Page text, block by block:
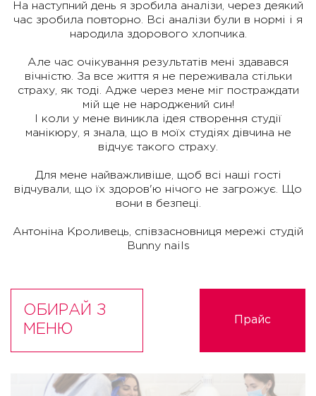
На наступний день я зробила аналізи, через деякий
час зробила повторно. Всі аналізи були в нормі і я
народила здорового хлопчика.
Але час очікування результатів мені здавався
вічністю. За все життя я не переживала стільки
страху, як тоді. Адже через мене міг постраждати
мій ще не народжений син!
І коли у мене виникла ідея створення студії
манікюру, я знала, що в моїх студіях дівчина не
відчує такого страху.
Для мене найважливіше, щоб всі наші гості
відчували, що їх здоров'ю нічого не загрожує. Що
вони в безпеці.
Антоніна Кроливець, співзасновниця мережі студій
Bunny nails
ОБИРАЙ З
МЕНЮ
Прайс